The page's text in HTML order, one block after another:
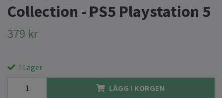
Collection - PS5 Playstation 5
379 kr
I Lager
LÄGG I KORGEN